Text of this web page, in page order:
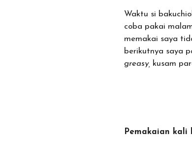
Waktu si
coba pakai
memakai saya
berikutnya saya
greasy, kusam
Pemakaian kali